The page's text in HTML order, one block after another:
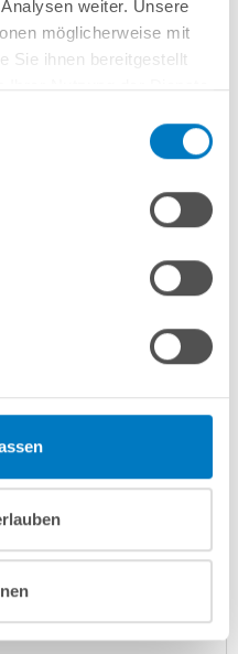
weiter. Unsere
möglicherweise mit
Sie ihnen bereitgestellt
400 / SPECK PlusPump 7( Made
50 mm